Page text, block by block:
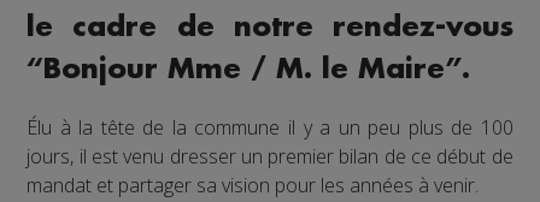
le cadre de notre rendez-vous
“Bonjour Mme / M. le Maire”.
Élu à la tête de la commune il y a un peu plus de 100
jours, il est venu dresser un premier bilan de ce début de
mandat et partager sa vision pour les années à venir.